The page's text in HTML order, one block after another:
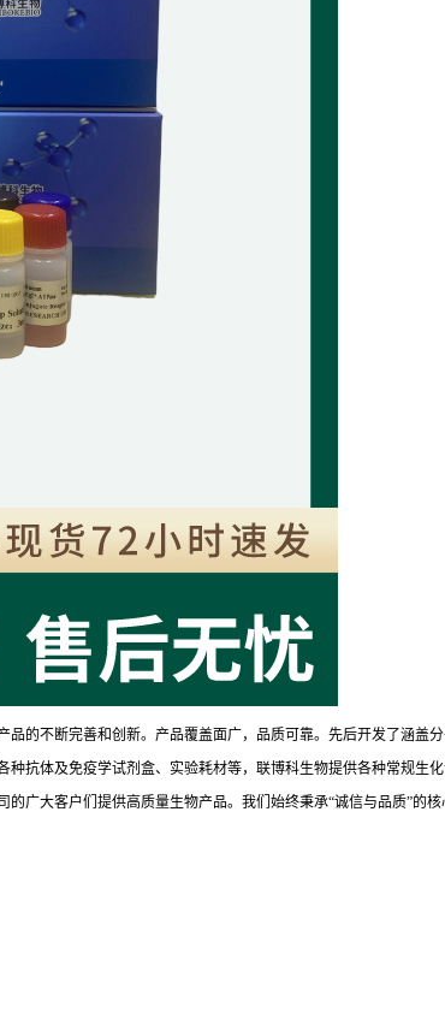
的不断完善和创新。产品覆盖面广，品质可靠。先后开发了涵盖
抗体及免疫学试剂盒、实验耗材等，联博科生物提供各种常规生
广大客户们提供高质量生物产品。我们始终秉承“诚信与品质”的